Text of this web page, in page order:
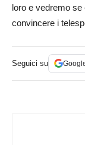
loro e vedremo
convincere i
Seguici su